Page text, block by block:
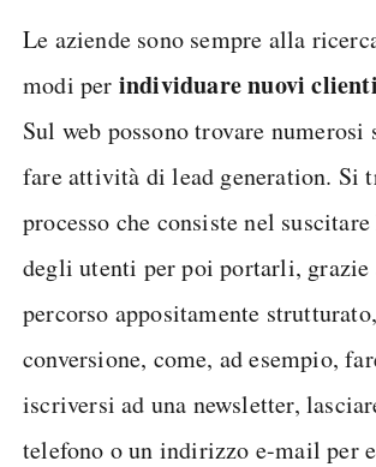
Le aziende sono sempre alla
modi per individuare nuovi
Sul web possono trovare
fare attività di lead generation. Si
processo che consiste nel
degli utenti per poi portarli, grazie
percorso appositamente
conversione, come, ad esempio,
iscriversi ad una newsletter,
telefono o un indirizzo e-mail per